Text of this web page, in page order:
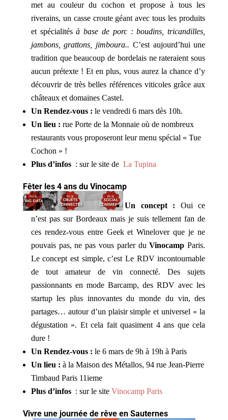
met au couleur du cochon et propose à tous les
riverains, un casse croute géant avec tous les produits
et spécialitésà base de porc : boudins, tricandilles,
jambons, grattons, jimboura.. C’est aujourd’hui une
tradition que beaucoup de bordelais ne rateraient sous
aucun prétexte ! Et en plus, vous aurez la chance d’y
découvrir de très belles références viticoles grâce aux
châteaux et domaines Castel.
Un Rendez-vous : le vendredi 6 mars dès 10h.
Un lieu : rue Porte de la Monnaie où de nombreux
restaurants vous proposeront leur menu spécial « Tue
Cochon » !
Plus d’infos: sur le site de La Tupina
Fêter les 4 ans du Vinocamp
Un concept : Oui ce
n’est pas sur Bordeaux mais je suis tellement fan de
ces rendez-vous entre Geek et Winelover que je ne
pouvais pas, ne pas vous parler duVinocamp Paris.
Le concept est simple, c’est Le RDV incontournable
de tout amateur de vin connecté. Des sujets
passionnants en mode Barcamp, des RDV avec les
startup les plus innovantes du monde du vin, des
partages… autour d’un plaisir simple et universel « la
dégustation ». Et cela fait quasiment 4 ans que cela
dure !
Un Rendez-vous : le 6 mars de 9h à 19h à Paris
Un lieu : à la Maison des Métallos, 94 rue Jean-Pierre
Timbaud Paris 11ieme
Plus d’infos: sur le site Vinocamp Paris
Vivre une journée de rêve en Sauternes